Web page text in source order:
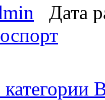
Дата